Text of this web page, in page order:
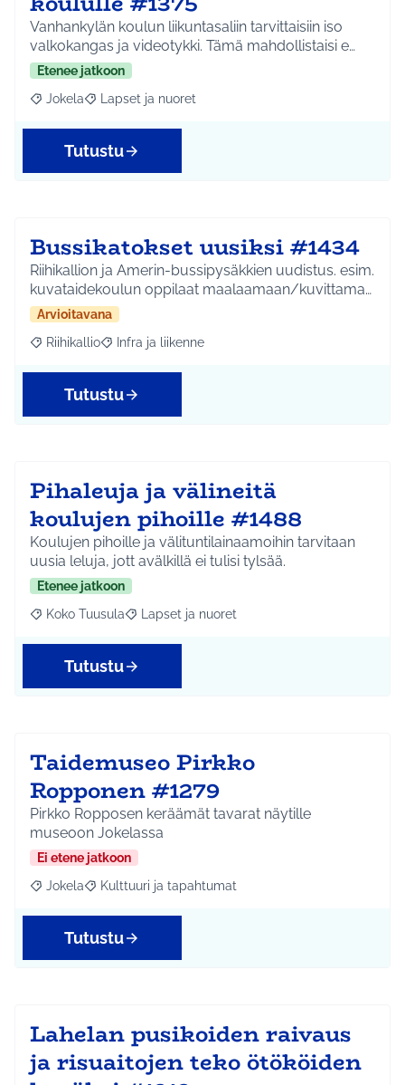
Vanhankylän koulun liikuntasaliin tarvittaisiin iso
valkokangas ja videotykki. Tämä mahdollistaisi e…
Etenee jatkoon
Rajaa tulokset aihepiirin mukaan: Jokela
Jokela Rajaa tulokset teeman mukaan: Lapset ja nuoret
Lapset ja nuoret
Tutustu
Bussikatokset uusiksi #1434
Riihikallion ja Amerin-bussipysäkkien uudistus. esim.
kuvataidekoulun oppilaat maalaamaan/kuvittama…
Arvioitavana
Rajaa tulokset aihepiirin mukaan: Riihikallio
Riihikallio Rajaa tulokset teeman mukaan: Infra ja liikenne
Infra ja liikenne
Tutustu
Pihaleuja ja välineitä
koulujen pihoille #1488
Koulujen pihoille ja välituntilainaamoihin tarvitaan
uusia leluja, jott avälkillä ei tulisi tylsää.
Etenee jatkoon
Rajaa tulokset aihepiirin mukaan: Koko Tuusula
Koko Tuusula Rajaa tulokset teeman mukaan: Lapset ja
Lapset ja nuoret
Tutustu
Taidemuseo Pirkko
Ropponen #1279
Pirkko Ropposen keräämät tavarat näytille
museoon Jokelassa
Ei etene jatkoon
Rajaa tulokset aihepiirin mukaan: Jokela
Jokela Rajaa tulokset teeman mukaan: Kulttuuri ja
Kulttuuri ja tapahtumat
Tutustu
Lahelan pusikoiden raivaus
ja risuaitojen teko ötököiden